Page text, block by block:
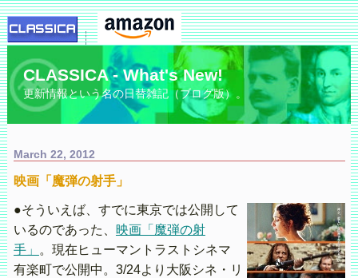
CLASSICA - What's New!
更新情報という名の日替雑記（ブログ版）。
March 22, 2012
映画「魔弾の射手」
●そういえば、すでに東京では公開して
いるのであった、 映画「魔弾の射
手」
。現在ヒューマントラストシネマ
有楽町で公開中。3/24より大阪シネ・リ